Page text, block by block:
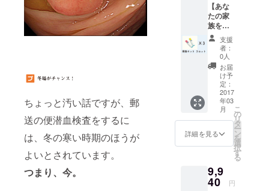
ちょっと汚い話ですが、郵
送の便潜血検査をするに
は、冬の寒い時期のほうが
よいとされています。
つまり、今。
【あな
たの家
族を守
ろ
う！】
①サン
クス
メール
と活動
報告 ②
検査
キット
３個
セット
(通常価
格) 送料
支援
者：
0人
お届
け予
定：
2017
年03
月
詳細を見る
こ
の
リ
タ
ー
ン
を
選
択
す
る
9,9
40 円